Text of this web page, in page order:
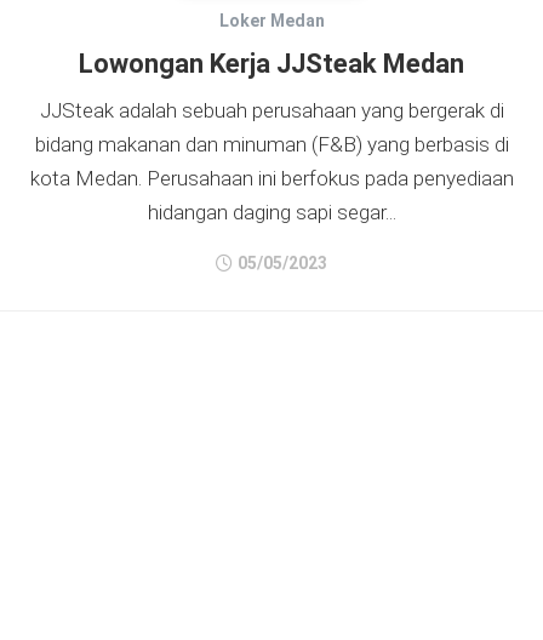
Loker Medan
Lowongan Kerja JJSteak Medan
JJSteak adalah sebuah perusahaan yang bergerak di
bidang makanan dan minuman (F&B) yang berbasis di
kota Medan. Perusahaan ini berfokus pada penyediaan
hidangan daging sapi segar...
05/05/2023